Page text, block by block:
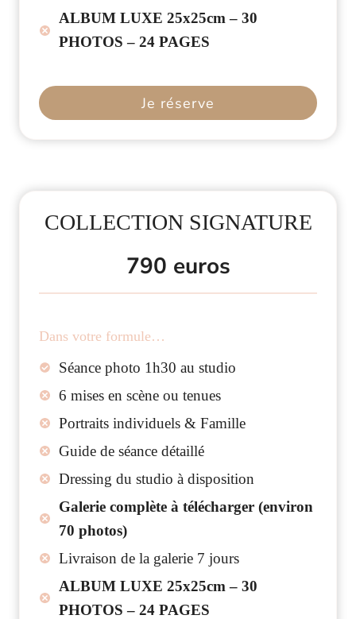
ALBUM LUXE 25x25cm – 30
PHOTOS – 24 PAGES
Je réserve
COLLECTION SIGNATURE
790 euros
Dans votre formule…
Séance photo 1h30 au studio
6 mises en scène ou tenues
Portraits individuels & Famille
Guide de séance détaillé
Dressing du studio à disposition
Galerie complète à télécharger (environ
70 photos)
Livraison de la galerie 7 jours
ALBUM LUXE 25x25cm – 30
PHOTOS – 24 PAGES